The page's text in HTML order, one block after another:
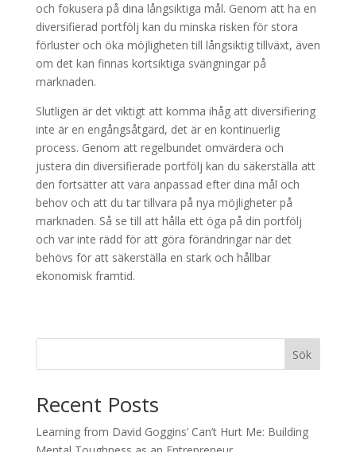
och fokusera på dina långsiktiga mål. Genom att ha en
diversifierad portfölj kan du minska risken för stora
förluster och öka möjligheten till långsiktig tillväxt, även
om det kan finnas kortsiktiga svängningar på
marknaden.
Slutligen är det viktigt att komma ihåg att diversifiering
inte är en engångsåtgärd, det är en kontinuerlig
process. Genom att regelbundet omvärdera och
justera din diversifierade portfölj kan du säkerställa att
den fortsätter att vara anpassad efter dina mål och
behov och att du tar tillvara på nya möjligheter på
marknaden. Så se till att hålla ett öga på din portfölj
och var inte rädd för att göra förändringar när det
behövs för att säkerställa en stark och hållbar
ekonomisk framtid.
Sök
Recent Posts
Learning from David Goggins’ Can’t Hurt Me: Building